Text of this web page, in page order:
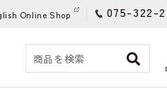
Online Shop 075-322-